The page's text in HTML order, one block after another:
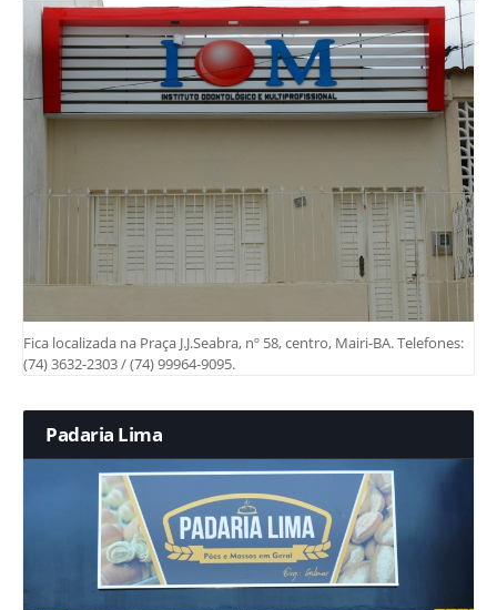
Fica localizada na Praça J.J.Seabra, nº 58, centro, Mairi-BA. Telefones:
(74) 3632-2303 / (74) 99964-9095.
Padaria Lima